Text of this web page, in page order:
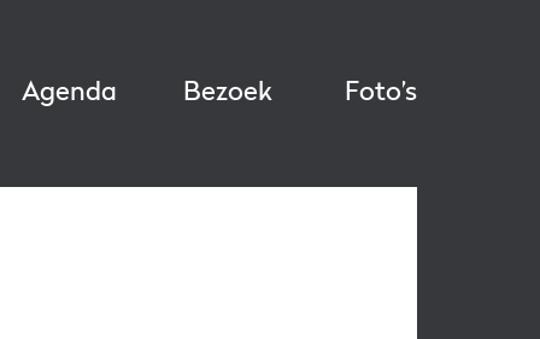
Agenda Bezoek Foto’s